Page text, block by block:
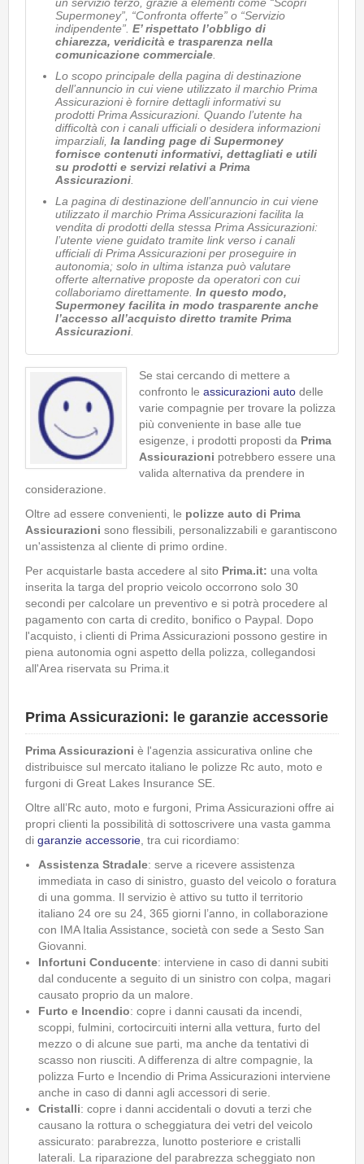
Supermoney”, “Confronta offerte” o “Servizio
indipendente”. E’ rispettato l’obbligo di
chiarezza, veridicità e trasparenza nella
comunicazione commerciale
Lo scopo principale della pagina di destinazione
dell’annuncio in cui viene utilizzato il marchio Prima
Assicurazioni è fornire dettagli informativi su
prodotti Prima Assicurazioni. Quando l’utente ha
difficoltà con i canali ufficiali o desidera informazioni
imparziali, la landing page di Supermoney
fornisce contenuti informativi, dettagliati e utili
su prodotti e servizi relativi a Prima
Assicurazioni
La pagina di destinazione dell’annuncio in cui viene
utilizzato il marchio Prima Assicurazioni facilita la
vendita di prodotti della stessa Prima Assicurazioni:
l’utente viene guidato tramite link verso i canali
ufficiali di Prima Assicurazioni per proseguire in
autonomia; solo in ultima istanza può valutare
offerte alternative proposte da operatori con cui
collaboriamo direttamente. In questo modo,
Supermoney facilita in modo trasparente anche
l’accesso all’acquisto diretto tramite Prima
Assicurazioni
Se stai cercando di mettere a
confronto le assicurazioni auto delle
varie compagnie per trovare la polizza
più conveniente in base alle tue
esigenze, i prodotti proposti da Prima
Assicurazioni potrebbero essere una
valida alternativa da prendere in
considerazione.
Oltre ad essere convenienti, le polizze auto di Prima
Assicurazioni sono flessibili, personalizzabili e garantiscono
un'assistenza al cliente di primo ordine.
Per acquistarle basta accedere al sito Prima.it: una volta
inserita la targa del proprio veicolo occorrono solo 30
secondi per calcolare un preventivo e si potrà procedere al
pagamento con carta di credito, bonifico o Paypal. Dopo
l'acquisto, i clienti di Prima Assicurazioni possono gestire in
piena autonomia ogni aspetto della polizza, collegandosi
all'Area riservata su Prima.it
Prima Assicurazioni: le garanzie accessorie
Prima Assicurazioni è l'agenzia assicurativa online che
distribuisce sul mercato italiano le polizze Rc auto, moto e
furgoni di Great Lakes Insurance SE.
Oltre all’Rc auto, moto e furgoni, Prima Assicurazioni offre ai
propri clienti la possibilità di sottoscrivere una vasta gamma
di garanzie accessorie , tra cui ricordiamo:
Assistenza Stradale: serve a ricevere assistenza
immediata in caso di sinistro, guasto del veicolo o foratura
di una gomma. Il servizio è attivo su tutto il territorio
italiano 24 ore su 24, 365 giorni l’anno, in collaborazione
con IMA Italia Assistance, società con sede a Sesto San
Giovanni.
Infortuni Conducente: interviene in caso di danni subiti
dal conducente a seguito di un sinistro con colpa, magari
causato proprio da un malore.
Furto e Incendio: copre i danni causati da incendi,
scoppi, fulmini, cortocircuiti interni alla vettura, furto del
mezzo o di alcune sue parti, ma anche da tentativi di
scasso non riusciti. A differenza di altre compagnie, la
polizza Furto e Incendio di Prima Assicurazioni interviene
anche in caso di danni agli accessori di serie.
Cristalli: copre i danni accidentali o dovuti a terzi che
causano la rottura o scheggiatura dei vetri del veicolo
assicurato: parabrezza, lunotto posteriore e cristalli
laterali. La riparazione del parabrezza scheggiato non